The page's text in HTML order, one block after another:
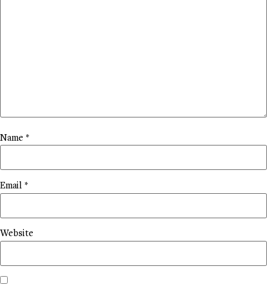
Name *
Email *
Website